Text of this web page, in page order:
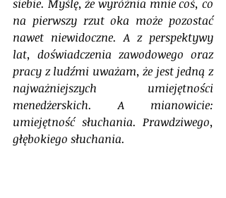
siebie. Myślę, że wyróżnia mnie coś, co
na pierwszy rzut oka może pozostać
nawet niewidoczne. A z perspektywy
lat, doświadczenia zawodowego oraz
pracy z ludźmi uważam, że jest jedną z
najważniejszych umiejętności
menedżerskich. A mianowicie:
umiejętność słuchania. Prawdziwego,
głębokiego słuchania.